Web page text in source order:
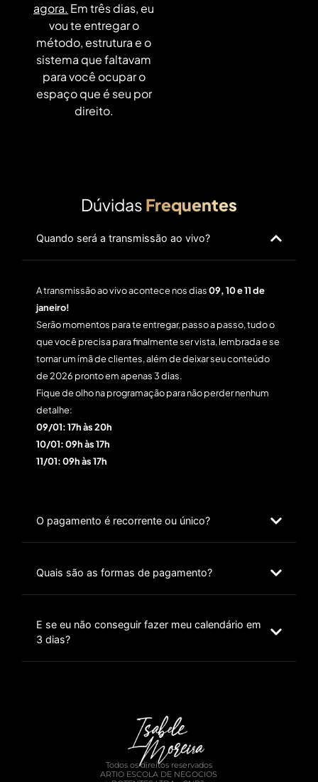
agora. Em três dias, eu
vou te entregar o
método, estrutura e o
sistema que faltavam
para você ocupar o
espaço que é seu por
direito.
Dúvidas Frequentes
Quando será a transmissão ao vivo?
A transmissão ao vivo acontece nos dias09, 10 e 11 de
janeiro!
Serão momentos para te entregar, passo a passo, tudo o
que você precisa para finalmente ser vista, lembrada e se
tornar um ímã de clientes, além de deixar seu conteúdo
de 2026 pronto em apenas 3 dias.
Fique de olho na programação para não perder nenhum
detalhe:
09/01: 17h às 20h
10/01: 09h às 17h
11/01: 09h às 17h
O pagamento é recorrente ou único?
Quais são as formas de pagamento?
E se eu não conseguir fazer meu calendário em
3 dias?
Todos os direitos reservados
ARTIO ESCOLA DE NEGOCIOS